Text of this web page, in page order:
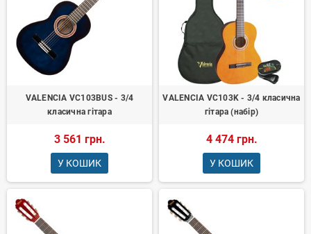
VALENCIA VC103BUS - 3/4
класична гітара
3 561 грн.
У КОШИК
VALENCIA VC103K - 3/4 класична
гітара (набір)
4 474 грн.
У КОШИК